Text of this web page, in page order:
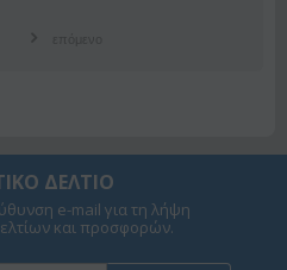
ΔΕΛΤΙΟ
e-mail για τη λήψη
και προσφορών.